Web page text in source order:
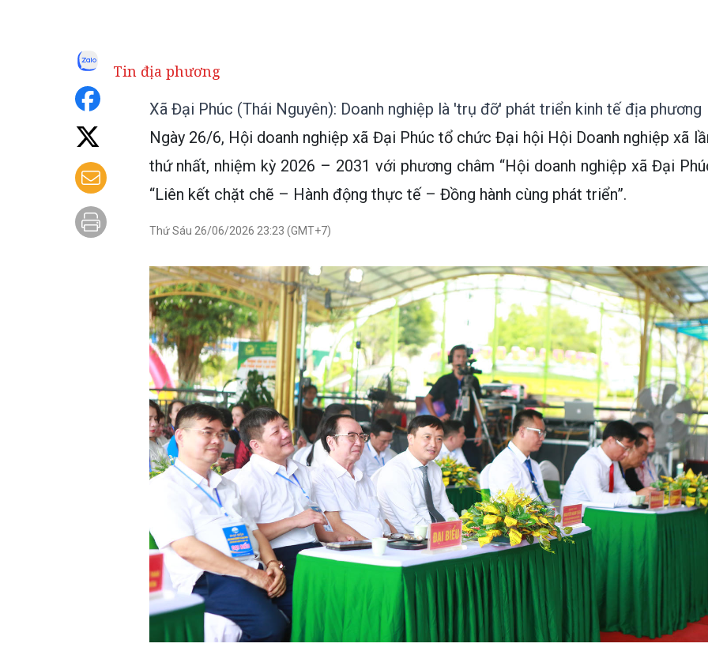
Tin địa phương
Xã Đại Phúc (Thái Nguyên): Doanh nghiệp là 'trụ đỡ' phát triển kinh tế địa phương
Ngày 26/6, Hội doanh nghiệp xã Đại Phúc tổ chức Đại hội Hội Doanh nghiệp xã
thứ nhất, nhiệm kỳ 2026 – 2031 với phương châm “Hội doanh nghiệp xã Đại
“Liên kết chặt chẽ – Hành động thực tế – Đồng hành cùng phát triển”.
Thứ Sáu 26/06/2026 23:23 (GMT+7)